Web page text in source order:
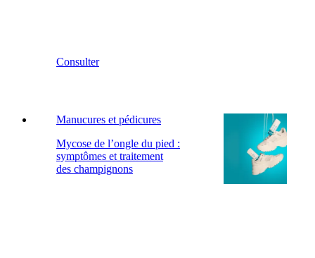
Consulter
Manucures et pédicures
Mycose de l’ongle du pied :
symptômes et traitement
des champignons